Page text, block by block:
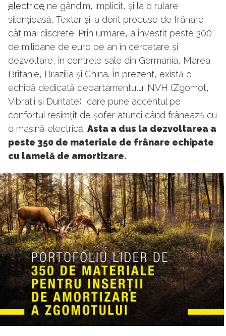
electrice ne gândim, implicit, și la o rulare
silențioasă, Textar și-a dorit produse de frânare
cât mai discrete. Prin urmare, a investit peste 300
de milioane de euro pe an în cercetare și
dezvoltare, în centrele sale din Germania, Marea
Britanie, Brazilia și China. În prezent, există o
echipă dedicată departamentului NVH (Zgomot,
Vibrații și Duritate), care pune accentul pe
confortul resimțit de șofer atunci când frânează cu
o mașină electrică. Asta a dus la dezvoltarea a
peste 350 de materiale de frânare echipate
cu lamelă de amortizare.